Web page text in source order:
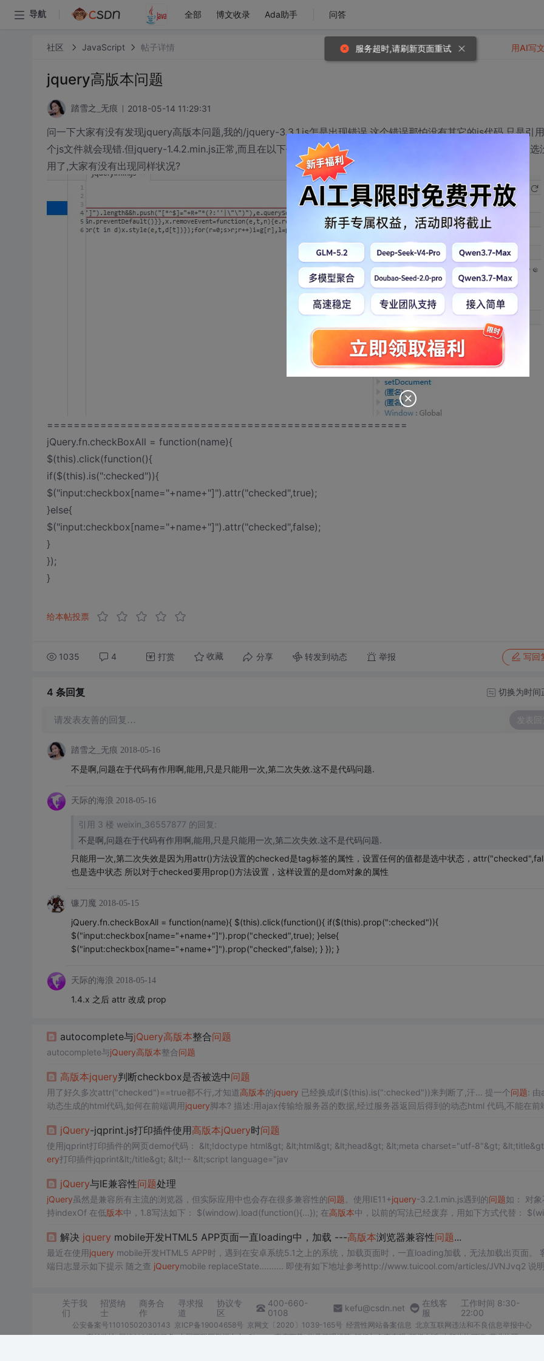
导航 全部 博文收录 Ada助手 问答
社区 JavaScript 帖子详情
jquery高版本问题
踏雪之_无痕 2018-05-14 11:29:31
问一下大家有没有发现jquery高版本问题,我的/jquery-3.3.1.js怎是出现错误,这个错误那怕没有其它的js代码,只是引
个js文件就会现错.但jquery-1.4.2.min.js正常,而且在以下代码全选checkbox时,第一次有作用,测试发现点第二次全选
用了,大家有没有出现同样状况?
======================================================
jQuery.fn.checkBoxAll = function(name){
$(this).click(function(){
if($(this).is(":checked")){
$("input:checkbox[name="+name+"]").attr("checked",true);
}else{
$("input:checkbox[name="+name+"]").attr("checked",false);
}
});
}
给本帖投票
1035 4 打赏 收藏 分享 转发到动态 举报 写回
用AI写
4 条回复 切换为时间
请发表友善的回复… 发表回
踏雪之_无痕 2018-05-16
不是啊,问题在于代码有作用啊,能用,只是只能用一次,第二次失效.这不是代码问题.
天际的海浪 2018-05-16
引用 3 楼 weixin_36557877 的回复:
不是啊,问题在于代码有作用啊,能用,只是只能用一次,第二次失效.这不是代码问题.
只能用一次,第二次失效是因为用attr()方法设置的checked是tag标签的属性，设置任何的值都是选中状态，
也是选中状态 所以对于checked要用prop()方法设置，这样设置的是dom对象的属性
镰刀魔 2018-05-15
jQuery.fn.checkBoxAll = function(name){ $(this).click(function(){ if($(this).prop(":checked")){
$("input:checkbox[name="+name+"]").prop("checked",true); }else{
$("input:checkbox[name="+name+"]").prop("checked",false); } }); }
天际的海浪 2018-05-14
1.4.x 之后 attr 改成 prop
autocomplete与jQuery高版本整合问题
autocomplete与jQuery高版本整合问题
高版本jquery判断checkbox是否被选中问题
用了好久多次attr("checked")==true都不行,才知道高版本的jquery 已经换成if($(this).is(":checked"))来判断了,汗... 提一个问题: 由
动态生成的html代码,如何在前端调用jquery脚本? 描述:用ajax传输给服务器的数据,经过服务器返回后得到的动态html 代码,不能在前
jQuery-jqprint.js打印插件使用高版本jQuery时问题
使用jqprint打印插件的网页demo代码： &lt;!doctype html&gt; &lt;html&gt; &lt;head&gt; &lt;meta charset="utf-8"&gt;
ery打印插件jqprint&lt;/title&gt; &lt;!-- &lt;script language="jav
jQuery与IE兼容性问题处理
jQuery虽然是兼容所有主流的浏览器，但实际应用中也会存在很多兼容性的问题 。使用IE11+jquery-3.2.1.min.js遇到的问题如： 对象
持indexOf 在低版本中，1.8写法如下： $(window).load(function(){...}); 在高版本中，以前的写法已经废弃，用如下方式代替：
解决 jquery mobile开发HTML5 APP页面一直loading中，加载 ---高版本浏览器兼容性问题...
最近在使用jquery mobile开发HTML5 APP时，遇到在安卓系统5.1之上的系统，加载页面时，一直loading加载，无法加载出页面。
端日志显示如下提示 随之查 jQuerymobile replaceState.......... 即使有如下地址参考http://www.tuicool.com/articles/JVNJvq2 说
关于我
们
招贤纳
士
商务合
作
寻求报
道
协议专
区
400-660-
0108
kefu@csdn.net
在线客
服
工作时间 8:30-
22:00
公安备案号11010502030143 京ICP备19004658号 京网文〔2020〕1039-165号 经营性网站备案信息 北京互联网违法和不良信息举报中心
家长监护 网络110报警服务 中国互联网举报中心 Chrome商店下载 账号管理规范 版权与免责声明 版权申诉 出版物许可证 营业执照
服务超时,请刷新页面重试